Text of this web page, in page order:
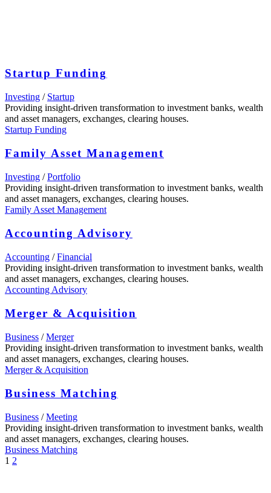
Startup Funding
Investing / Startup
Providing insight-driven transformation to investment banks, wealth
and asset managers, exchanges, clearing houses.
Startup Funding
Family Asset Management
Investing / Portfolio
Providing insight-driven transformation to investment banks, wealth
and asset managers, exchanges, clearing houses.
Family Asset Management
Accounting Advisory
Accounting / Financial
Providing insight-driven transformation to investment banks, wealth
and asset managers, exchanges, clearing houses.
Accounting Advisory
Merger & Acquisition
Business / Merger
Providing insight-driven transformation to investment banks, wealth
and asset managers, exchanges, clearing houses.
Merger & Acquisition
Business Matching
Business / Meeting
Providing insight-driven transformation to investment banks, wealth
and asset managers, exchanges, clearing houses.
Business Matching
1 2